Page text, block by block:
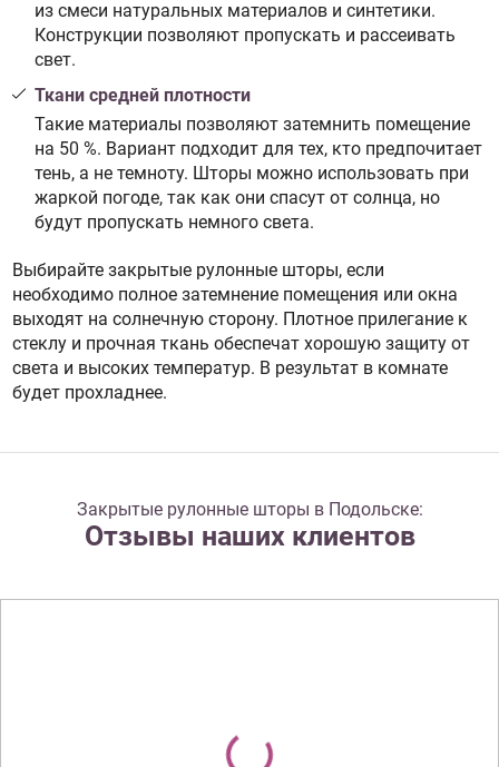
из смеси натуральных материалов и синтетики.
Конструкции позволяют пропускать и рассеивать
свет.
Ткани средней плотности
Такие материалы позволяют затемнить помещение
на 50 %. Вариант подходит для тех, кто предпочитает
тень, а не темноту. Шторы можно использовать при
жаркой погоде, так как они спасут от солнца, но
будут пропускать немного света.
Выбирайте закрытые рулонные шторы, если
необходимо полное затемнение помещения или окна
выходят на солнечную сторону. Плотное прилегание к
стеклу и прочная ткань обеспечат хорошую защиту от
света и высоких температур. В результат в комнате
будет прохладнее.
Закрытые рулонные шторы в Подольске:
Отзывы наших клиентов